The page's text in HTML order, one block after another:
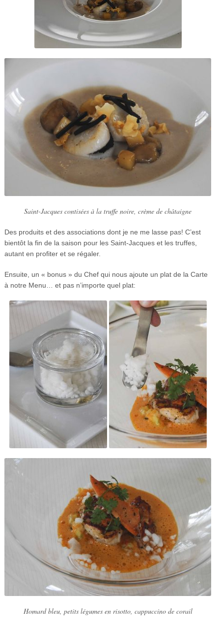
Saint-Jacques contisées à la truffe noire, crème de châtaigne
Des produits et des associations dont je ne me lasse pas! C’est
bientôt la fin de la saison pour les Saint-Jacques et les truffes,
autant en profiter et se régaler.
Ensuite, un « bonus » du Chef qui nous ajoute un plat de la Carte
à notre Menu… et pas n’importe quel plat:
Homard bleu, petits légumes en risotto, cappuccino de corail